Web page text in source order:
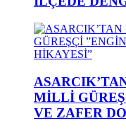
MİLLİ
VE ZAFER